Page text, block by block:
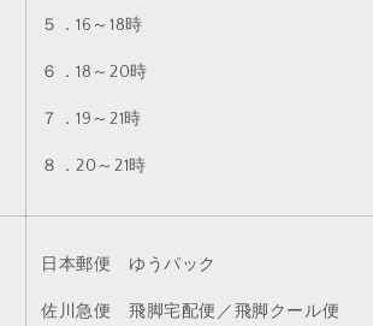
５．16～18時
６．18～20時
７．19～21時
８．20～21時
日本郵便 ゆうパック
佐川急便 飛脚宅配便／飛脚クール便